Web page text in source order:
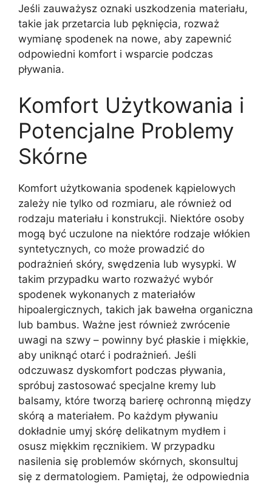
Jeśli zauważysz oznaki uszkodzenia materiału,
takie jak przetarcia lub pęknięcia, rozważ
wymianę spodenek na nowe, aby zapewnić
odpowiedni komfort i wsparcie podczas
pływania.
Komfort Użytkowania i
Potencjalne Problemy
Skórne
Komfort użytkowania spodenek kąpielowych
zależy nie tylko od rozmiaru, ale również od
rodzaju materiału i konstrukcji. Niektóre osoby
mogą być uczulone na niektóre rodzaje włókien
syntetycznych, co może prowadzić do
podrażnień skóry, swędzenia lub wysypki. W
takim przypadku warto rozważyć wybór
spodenek wykonanych z materiałów
hipoalergicznych, takich jak bawełna organiczna
lub bambus. Ważne jest również zwrócenie
uwagi na szwy – powinny być płaskie i miękkie,
aby uniknąć otarć i podrażnień. Jeśli
odczuwasz dyskomfort podczas pływania,
spróbuj zastosować specjalne kremy lub
balsamy, które tworzą barierę ochronną między
skórą a materiałem. Po każdym pływaniu
dokładnie umyj skórę delikatnym mydłem i
osusz miękkim ręcznikiem. W przypadku
nasilenia się problemów skórnych, skonsultuj
się z dermatologiem. Pamiętaj, że odpowiednia